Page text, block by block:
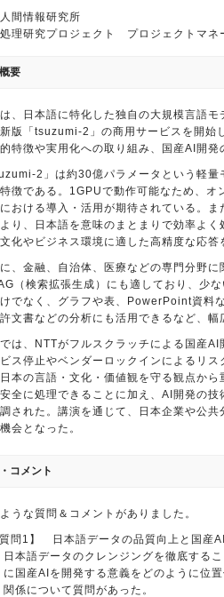
間情報研究所
理研究プロジェクト プロジェクトマ
要
、日本語に特化した独自の大規模言語
版「tsuzumi-2」の商用サービスを開始
特徴や実用化への取り組み、国産AI開発
2」は約30億パラメータという軽量
徴である。1GPUで動作可能なため、オ
おける導入・活用が期待されている。
り、日本語を意味のまとまりで効率よ
化やビジネス環境に適した高精度な応答
、金融、自治体、医療などの専門分野
（検索拡張生成）にも適しており、少
でなく、グラフや表、PowerPoint資料
文書などの分析にも活用できるなど、幅
は、NTTがフルスクラッチによる国産
ス停止やベンダーロックインによるリ
本の言語・文化・価値観を守る観点か
全に処理できることに加え、AI開発の
された。講演を通じて、日本企業や公
会となった。
コメント
うな質問＆コメントがありました。
問1】 日本語データの品質向上と国産
日本語データのクレンジングを徹底する
に国産AIを開発する意義をどのように位
関係について質問があった。